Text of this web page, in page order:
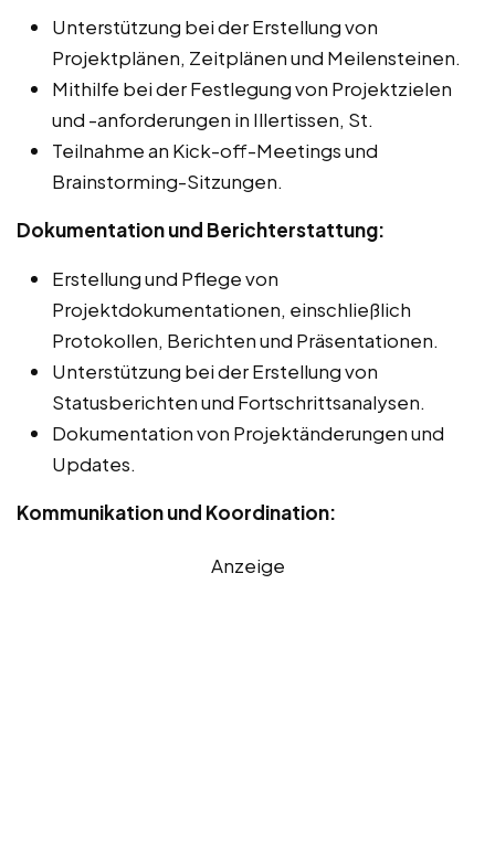
Unterstützung bei der Erstellung von
Projektplänen, Zeitplänen und Meilensteinen.
Mithilfe bei der Festlegung von Projektzielen
und -anforderungen in Illertissen, St.
Teilnahme an Kick-off-Meetings und
Brainstorming-Sitzungen.
Dokumentation und Berichterstattung:
Erstellung und Pflege von
Projektdokumentationen, einschließlich
Protokollen, Berichten und Präsentationen.
Unterstützung bei der Erstellung von
Statusberichten und Fortschrittsanalysen.
Dokumentation von Projektänderungen und
Updates.
Kommunikation und Koordination:
Anzeige